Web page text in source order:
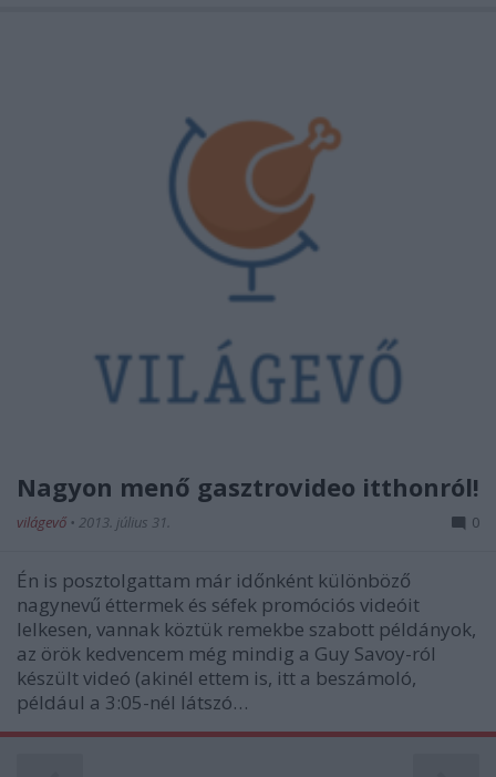
Nagyon menő gasztrovideo itthonról!
világevő • 2013. július 31. 0
Én is posztolgattam már időnként különböző
nagynevű éttermek és séfek promóciós videóit
lelkesen, vannak köztük remekbe szabott példányok,
az örök kedvencem még mindig a Guy Savoy-ról
készült videó (akinél ettem is, itt a beszámoló,
például a 3:05-nél látszó…